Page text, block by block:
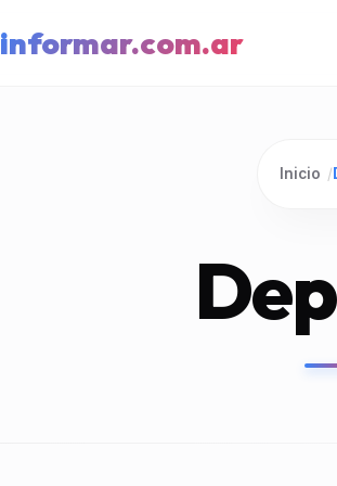
informar.com.ar
Inicio /